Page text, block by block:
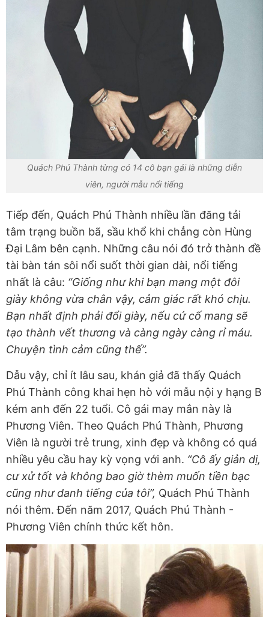
Quách Phú Thành từng có 14 cô bạn gái là những diễn
viên, người mẫu nổi tiếng
Tiếp đến, Quách Phú Thành nhiều lần đăng tải
tâm trạng buồn bã, sầu khổ khi chẳng còn Hùng
Đại Lâm bên cạnh. Những câu nói đó trở thành đề
tài bàn tán sôi nổi suốt thời gian dài, nổi tiếng
nhất là câu: “Giống như khi bạn mang một đôi
giày không vừa chân vậy, cảm giác rất khó chịu.
Bạn nhất định phải đổi giày, nếu cứ cố mang sẽ
tạo thành vết thương và càng ngày càng rỉ máu.
Chuyện tình cảm cũng thế”.
Dẫu vậy, chỉ ít lâu sau, khán giả đã thấy Quách
Phú Thành công khai hẹn hò với mẫu nội y hạng B
kém anh đến 22 tuổi. Cô gái may mắn này là
Phương Viên. Theo Quách Phú Thành, Phương
Viên là người trẻ trung, xinh đẹp và không có quá
nhiều yêu cầu hay kỳ vọng với anh. “Cô ấy giản dị,
cư xử tốt và không bao giờ thèm muốn tiền bạc
cũng như danh tiếng của tôi”, Quách Phú Thành
nói thêm. Đến năm 2017, Quách Phú Thành -
Phương Viên chính thức kết hôn.